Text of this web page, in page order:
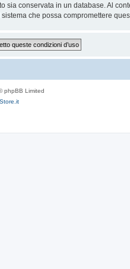
conservata in un database. Al
che possa compromettere
phpBB Limited